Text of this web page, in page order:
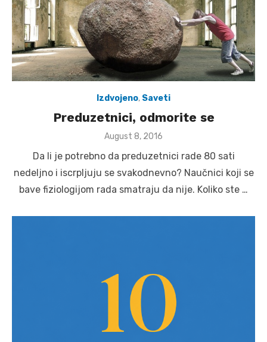
Izdvojeno, Saveti
Preduzetnici, odmorite se
Posted
August 8, 2016
Da li je potrebno da preduzetnici rade 80 sati
nedeljno i iscrpljuju se svakodnevno? Naučnici koji se
bave fiziologijom rada smatraju da nije. Koliko ste …